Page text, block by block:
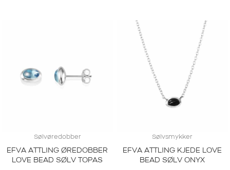
Sølvøredobber
EFVA ATTLING ØREDOBBER
LOVE BEAD SØLV TOPAS
Sølvsmykker
EFVA ATTLING KJEDE LOVE
BEAD SØLV ONYX